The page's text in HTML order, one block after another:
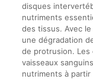
disques
nutriments
des tissus. Avec
une dégradation
de protrusion. Les
vaisseaux
nutriments à